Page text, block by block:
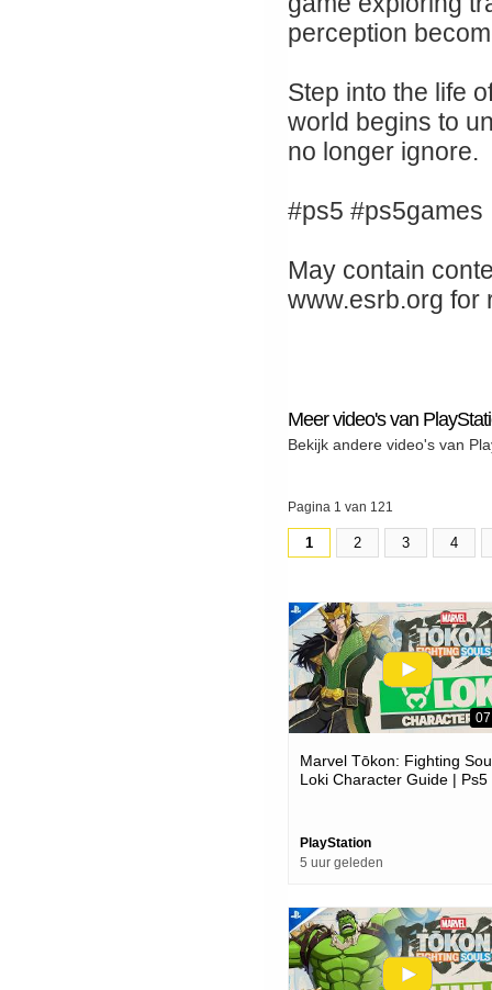
perception
Step into the life
world begins to
no longer ignore.
#ps5 #ps5games
May contain
www.esrb.org for
Meer video's van
Bekijk andere video's van
Pagina 1 van 121
1 2 3 4
Marvel Tōkon: Fighting
Loki Character Guide | Ps5
PlayStation
5 uur geleden